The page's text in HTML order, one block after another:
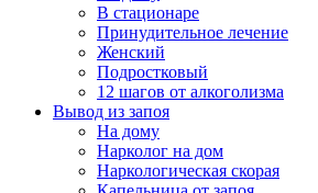
В стационаре
Принудительное лечение
Женский
Подростковый
12 шагов от алкоголизма
Вывод из запоя
На дому
Нарколог на дом
Наркологическая скорая